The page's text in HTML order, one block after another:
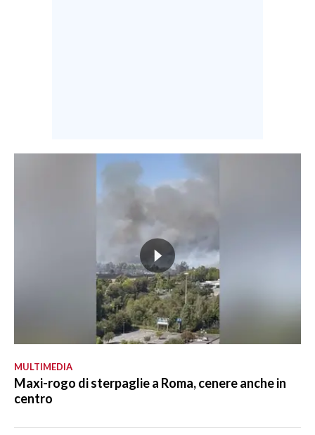
MULTIMEDIA
Maxi-rogo di sterpaglie a Roma, cenere anche in
centro